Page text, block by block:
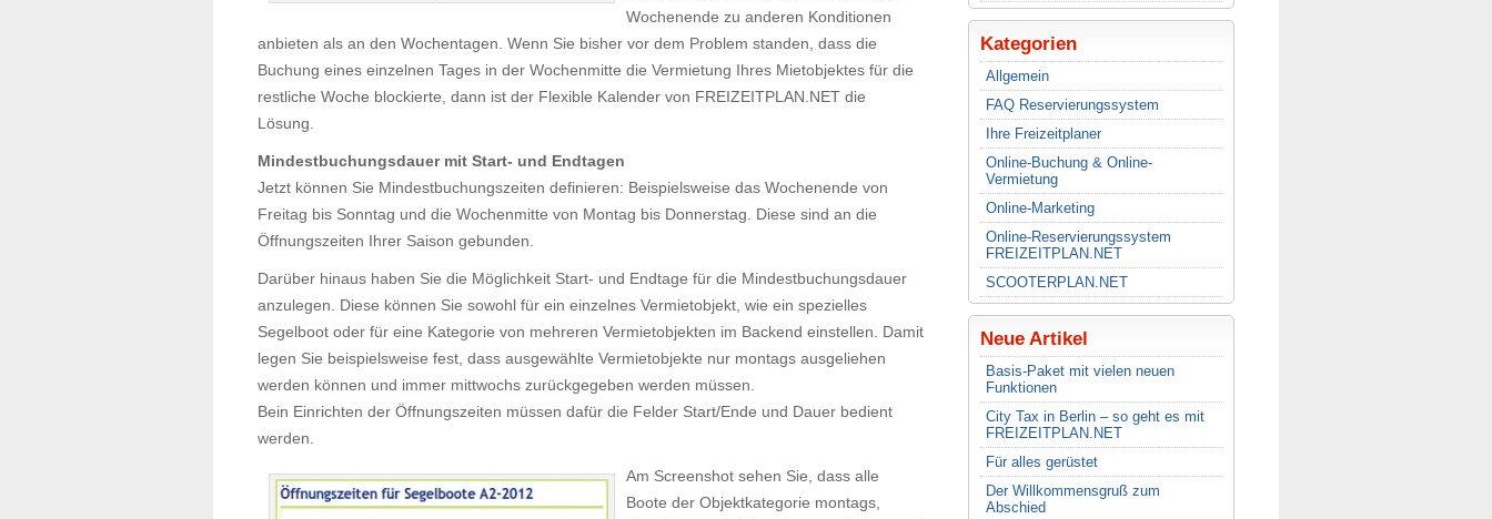
Kategorien
Allgemein
FAQ Reservierungssystem
Ihre Freizeitplaner
Online-Buchung & Online-
Vermietung
Online-Marketing
Online-Reservierungssystem
FREIZEITPLAN.NET
SCOOTERPLAN.NET
Neue Artikel
Basis-Paket mit vielen neuen
Funktionen
City Tax in Berlin – so geht es mit
FREIZEITPLAN.NET
Für alles gerüstet
Der Willkommensgruß zum
Abschied
Wochenende zu anderen Konditionen
anbieten als an den Wochentagen. Wenn Sie bisher vor dem Problem standen, dass die
Buchung eines einzelnen Tages in der Wochenmitte die Vermietung Ihres Mietobjektes für die
restliche Woche blockierte, dann ist der Flexible Kalender von FREIZEITPLAN.NET die
Lösung.
Mindestbuchungsdauer mit Start- und Endtagen
Jetzt können Sie Mindestbuchungszeiten definieren: Beispielsweise das Wochenende von
Freitag bis Sonntag und die Wochenmitte von Montag bis Donnerstag. Diese sind an die
Öffnungszeiten Ihrer Saison gebunden.
Darüber hinaus haben Sie die Möglichkeit Start- und Endtage für die Mindestbuchungsdauer
anzulegen. Diese können Sie sowohl für ein einzelnes Vermietobjekt, wie ein spezielles
Segelboot oder für eine Kategorie von mehreren Vermietobjekten im Backend einstellen. Damit
legen Sie beispielsweise fest, dass ausgewählte Vermietobjekte nur montags ausgeliehen
werden können und immer mittwochs zurückgegeben werden müssen.
Bein Einrichten der Öffnungszeiten müssen dafür die Felder Start/Ende und Dauer bedient
werden.
Am Screenshot sehen Sie, dass alle
Boote der Objektkategorie montags,